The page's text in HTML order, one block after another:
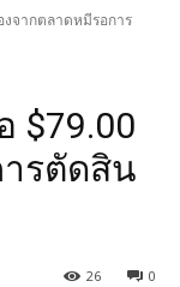
งจากตลาดหมีรอการ
$79.00
รตัดสิน
0
26